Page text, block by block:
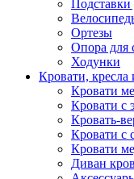
Подставки
Ортезы
Опора для
Ходунки
Кровати, кресла
Кровати
Кровати с
Кровать-
Кровати с
Кровати
Диван